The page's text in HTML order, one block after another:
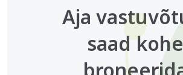
Aja
saad kohe